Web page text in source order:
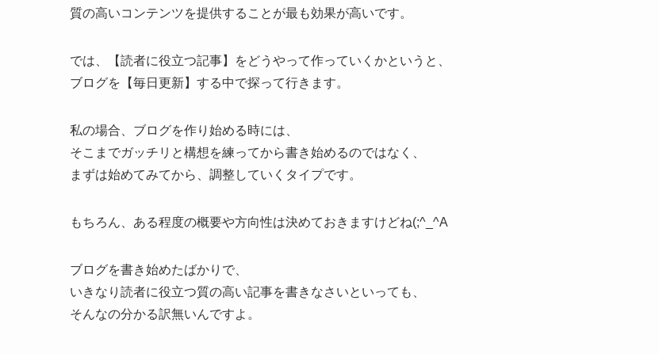
質の高いコンテンツを提供することが最も効果が高いです。
では、【読者に役立つ記事】をどうやって作っていくかというと、
ブログを【毎日更新】する中で探って行きます。
私の場合、ブログを作り始める時には、
そこまでガッチリと構想を練ってから書き始めるのではなく、
まずは始めてみてから、調整していくタイプです。
もちろん、ある程度の概要や方向性は決めておきますけどね(;^_^A
ブログを書き始めたばかりで、
いきなり読者に役立つ質の高い記事を書きなさいといっても、
そんなの分かる訳無いんですよ。